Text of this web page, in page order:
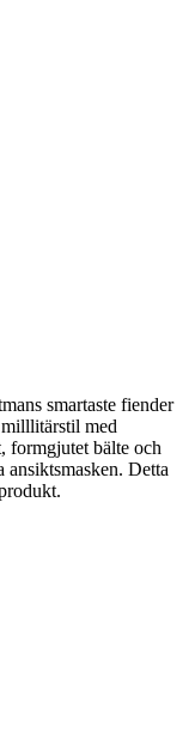
smartaste fiender
med
formgjutet bälte och
Detta